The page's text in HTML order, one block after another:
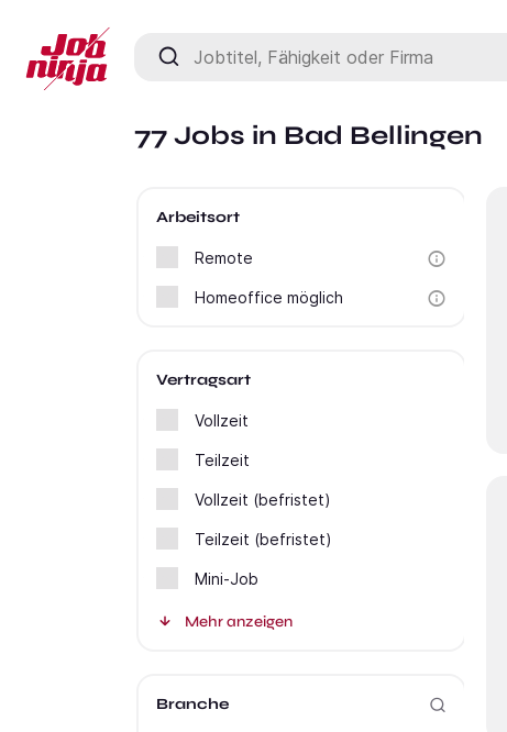
Jobtitel, Fähigkeit oder Firma
77 Jobs in Bad Bellingen
Arbeitsort
Remote
Homeoffice möglich
Vertragsart
Vollzeit
Teilzeit
Vollzeit (befristet)
Teilzeit (befristet)
Mini-Job
Mehr anzeigen
Branche